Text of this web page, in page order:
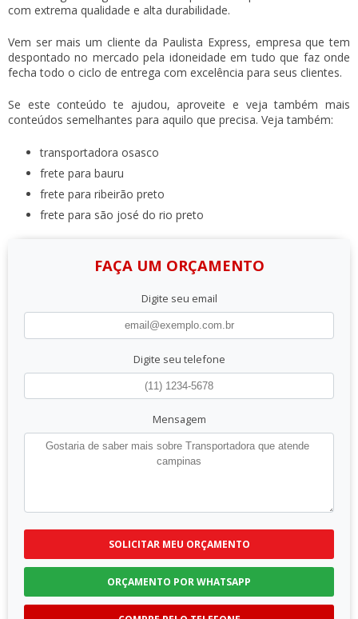
com extrema qualidade e alta durabilidade.
Vem ser mais um cliente da Paulista Express, empresa que tem
despontado no mercado pela idoneidade em tudo que faz onde
fecha todo o ciclo de entrega com excelência para seus clientes.
Se este conteúdo te ajudou, aproveite e veja também mais
conteúdos semelhantes para aquilo que precisa. Veja também:
transportadora osasco
frete para bauru
frete para ribeirão preto
frete para são josé do rio preto
FAÇA UM ORÇAMENTO
Digite seu email
Digite seu telefone
Mensagem
SOLICITAR MEU ORÇAMENTO
ORÇAMENTO POR WHATSAPP